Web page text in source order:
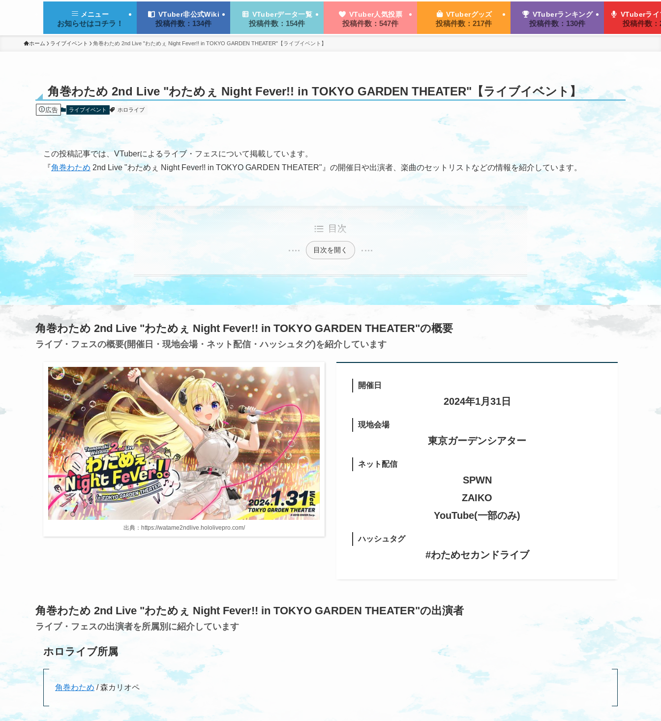
メニュー
お知らせはコチラ！
VTuber非公式Wiki
投稿件数：134件
VTuberデータ一覧
投稿件数：154件
VTuber人気投票
投稿件数：547件
VTuberグッズ
投稿件数：217件
VTuberランキング
投稿件数：130件
VTuberライ
投稿件数：
ホーム ライブイベント 角巻わため 2nd Live "わためぇ Night Fever!! in TOKYO GARDEN THEATER"【ライブイベント】
角巻わため 2nd Live "わためぇ Night Fever!! in TOKYO GARDEN THEATER"【ライブイベント】
広告 ライブイベント ホロライブ
この投稿記事では、VTuberによるライブ・フェスについて掲載しています。
『角巻わため 2nd Live "わためぇ Night Fever!! in TOKYO GARDEN THEATER"』の開催日や出演者、楽曲のセットリストなどの情報を紹介しています。
目次
目次を開く
角巻わため 2nd Live "わためぇ Night Fever!! in TOKYO GARDEN THEATER"の概要
ライブ・フェスの概要(開催日・現地会場・ネット配信・ハッシュタグ)を紹介しています
出典：https://watame2ndlive.hololivepro.com/
開催日
2024年1月31日
現地会場
東京ガーデンシアター
ネット配信
SPWN
ZAIKO
YouTube(一部のみ)
ハッシュタグ
#わためセカンドライブ
角巻わため 2nd Live "わためぇ Night Fever!! in TOKYO GARDEN THEATER"の出演者
ライブ・フェスの出演者を所属別に紹介しています
ホロライブ所属
角巻わため / 森カリオペ